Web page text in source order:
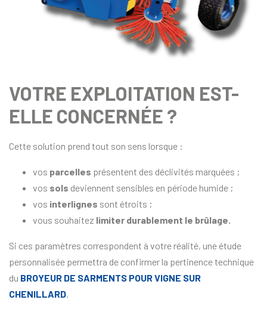
VOTRE EXPLOITATION EST-
ELLE CONCERNÉE ?
Cette solution prend tout son sens lorsque :
vos parcelles présentent des déclivités marquées ;
vos sols deviennent sensibles en période humide ;
vos interlignes sont étroits ;
vous souhaitez limiter durablement le brûlage.
Si ces paramètres correspondent à votre réalité, une étude
personnalisée permettra de confirmer la pertinence technique
du BROYEUR DE SARMENTS POUR VIGNE SUR
CHENILLARD